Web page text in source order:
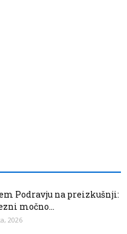
Podravju na preizkušnji:
močno...
2026